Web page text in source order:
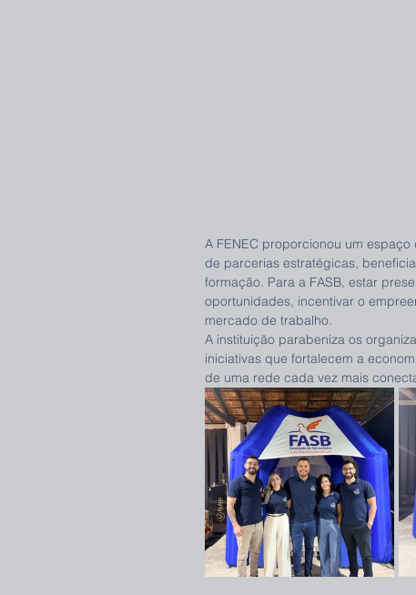
A FENEC proporcionou um
de parcerias estratégicas,
formação. Para a FASB, estar
oportunidades, incentivar o
mercado de trabalho.
A instituição parabeniza os
iniciativas que fortalecem a
de uma rede cada vez mais